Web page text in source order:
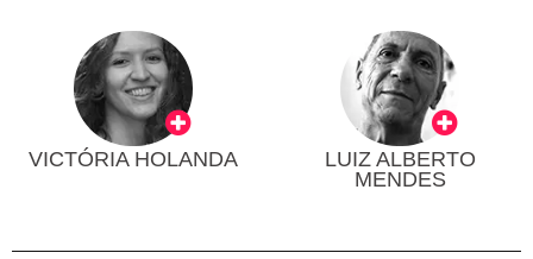
VICTÓRIA HOLANDA
LUIZ ALBERTO
MENDES